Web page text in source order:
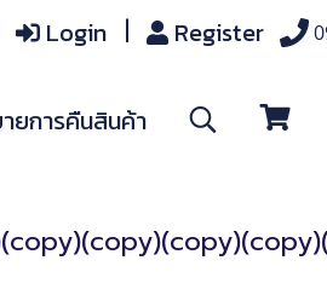
Login Register
ยการคืนสินค้า